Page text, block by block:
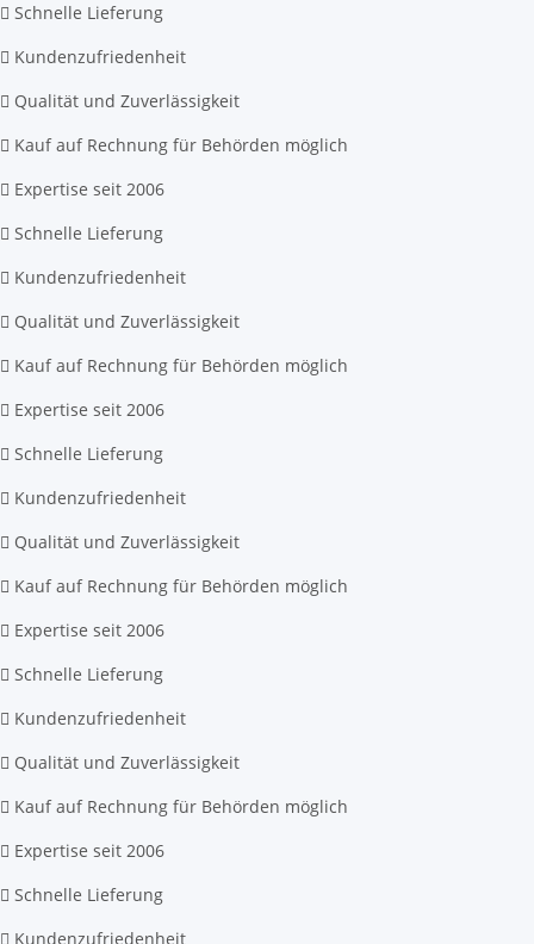
Schnelle Lieferung
Kundenzufriedenheit
Qualität und Zuverlässigkeit
Kauf auf Rechnung für Behörden möglich
Expertise seit 2006
Schnelle Lieferung
Kundenzufriedenheit
Qualität und Zuverlässigkeit
Kauf auf Rechnung für Behörden möglich
Expertise seit 2006
Schnelle Lieferung
Kundenzufriedenheit
Qualität und Zuverlässigkeit
Kauf auf Rechnung für Behörden möglich
Expertise seit 2006
Schnelle Lieferung
Kundenzufriedenheit
Qualität und Zuverlässigkeit
Kauf auf Rechnung für Behörden möglich
Expertise seit 2006
Schnelle Lieferung
Kundenzufriedenheit